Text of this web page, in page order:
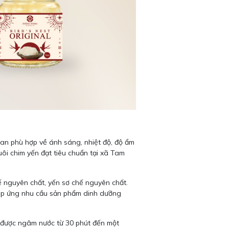
phù hợp về ánh sáng, nhiệt độ, độ ẩm
chim yến đạt tiêu chuẩn tại xã Tam
chất, yến sơ chế nguyên chất.
ứng nhu cầu sản phẩm dinh dưỡng
ngâm nước từ 30 phút đến một